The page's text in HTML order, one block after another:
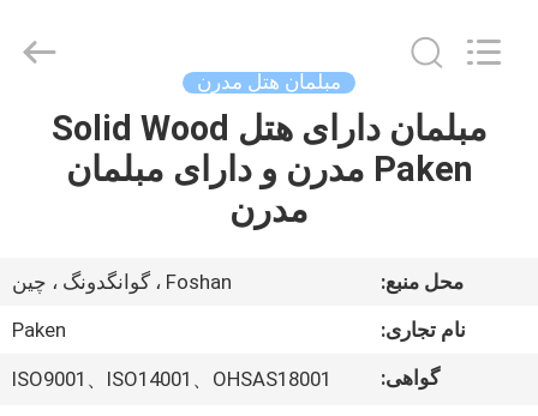
صفحه
اصلی
درباره
مبلمان هتل مدرن
مبلمان دارای هتل Solid Wood
Paken مدرن و دارای مبلمان
مدرن
محل منبع:
Foshan ، گوانگدونگ ، چین
نام تجاری:
Paken
گواهی:
ISO9001、ISO14001、OHSAS18001